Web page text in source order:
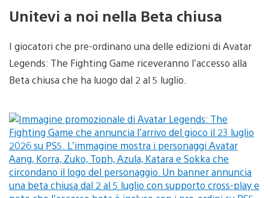
Unitevi a noi nella Beta chiusa
I giocatori che pre-ordinano una delle edizioni di Avatar
Legends: The Fighting Game riceveranno l’accesso alla
Beta chiusa che ha luogo dal 2 al 5 luglio.